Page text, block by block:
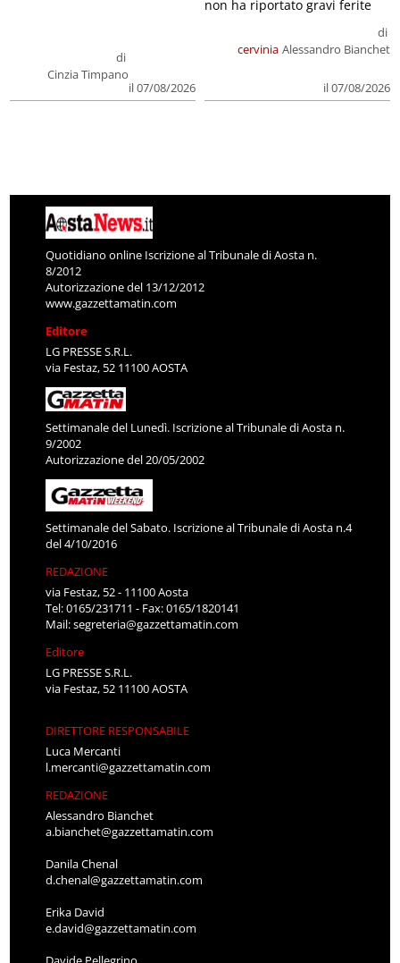
di
Cinzia Timpano
il 07/08/2026
cervinia
di
Alessandro Bianchet
il 07/08/2026
non ha riportato gravi ferite
Quotidiano online Iscrizione al Tribunale di Aosta n.
8/2012
Autorizzazione del 13/12/2012
www.gazzettamatin.com
Editore
LG PRESSE S.R.L.
via Festaz, 52 11100 AOSTA
Settimanale del Lunedì. Iscrizione al Tribunale di Aosta n.
9/2002
Autorizzazione del 20/05/2002
Settimanale del Sabato. Iscrizione al Tribunale di Aosta n.4
del 4/10/2016
REDAZIONE
via Festaz, 52 - 11100 Aosta
Tel: 0165/231711 - Fax: 0165/1820141
Mail:segreteria@gazzettamatin.com
Editore
LG PRESSE S.R.L.
via Festaz, 52 11100 AOSTA
DIRETTORE RESPONSABILE
Luca Mercanti
l.mercanti@gazzettamatin.com
REDAZIONE
Alessandro Bianchet
a.bianchet@gazzettamatin.com
Danila Chenal
d.chenal@gazzettamatin.com
Erika David
e.david@gazzettamatin.com